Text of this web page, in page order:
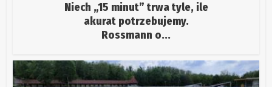
Niech „15 minut” trwa tyle, ile
akurat potrzebujemy.
Rossmann o...